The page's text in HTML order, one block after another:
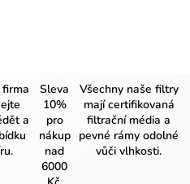
a
Sleva
10%
pro
nákup
nad
6000
Všechny naše filtry
mají certifikovaná
filtrační média a
pevné rámy odolné
vůči vlhkosti.